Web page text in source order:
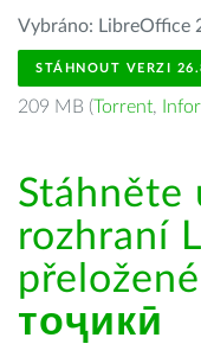
Vybráno: LibreOffice
STÁHNOUT VERZI
209 MB (Torrent,
Stáhněte
rozhraní
тоҷикӣ